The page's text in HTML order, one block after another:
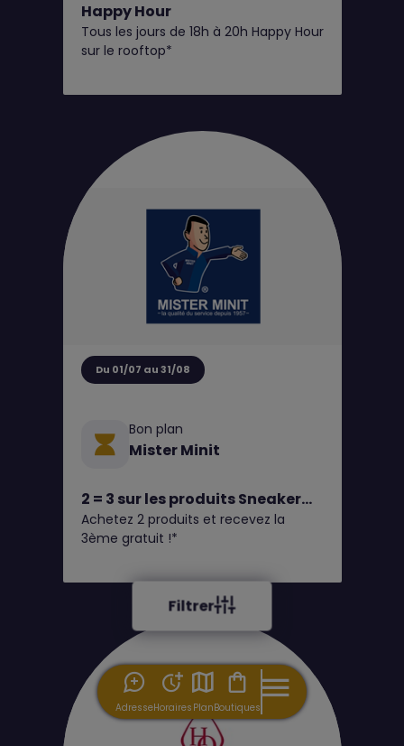
AdresseHoraires PlanBoutiques
Filtrer
Happy Hour
Tous les jours de 18h à 20h Happy Hour
sur le rooftop*
Du 01/07 au 31/08
Bon plan
Mister Minit
2 = 3 sur les produits Sneaker
Fresh, Fresh, Leather Heel
Protector et toutes les semelles
Achetez 2 produits et recevez la
3ème gratuit !*